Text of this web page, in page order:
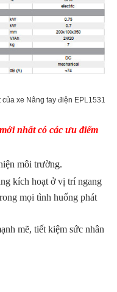
xe Nâng tay điện EPL1531
nhất có các ưu điểm
môi trường.
kích hoạt ở vị trí ngang
mọi tình huống phát
mẽ, tiết kiệm sức nhân